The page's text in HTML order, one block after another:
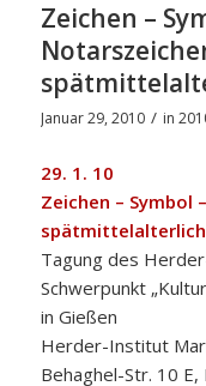
Zeichen –
Januar 29, 2010 / in
29. 1. 10
Zeichen –
Tagung des
Schwerpunkt
in Gießen
Herder-Institut
Behaghel-Str. 10